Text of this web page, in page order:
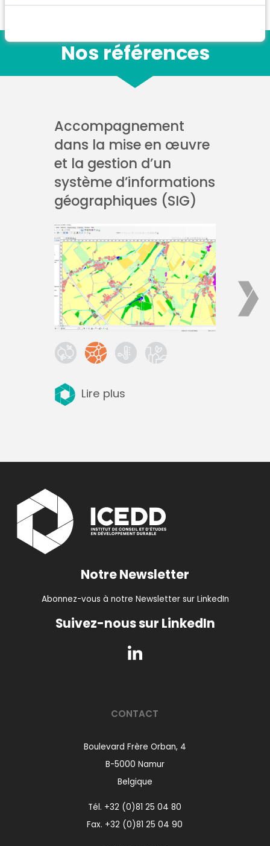
Nos références
Accompagnement
dans la mise en œuvre
et la gestion d’un
système d’informations
géographiques (SIG)
Lire plus
Notre Newsletter
Abonnez-vous à notre Newsletter sur LinkedIn
Suivez-nous sur LinkedIn
CONTACT
Boulevard Frère Orban, 4
B-5000 Namur
Belgique
Tél. +32 (0)81 25 04 80
Fax. +32 (0)81 25 04 90